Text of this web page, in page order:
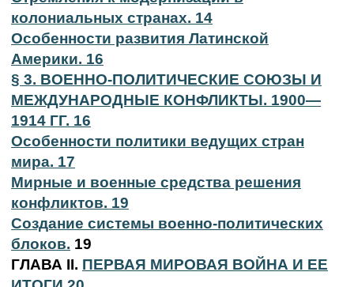
колониальных странах. 14
Особенности развития Латинской
Америки. 16
§ 3. ВОЕННО-ПОЛИТИЧЕСКИЕ СОЮЗЫ И
МЕЖДУНАРОДНЫЕ КОНФЛИКТЫ. 1900—
1914 ГГ. 16
Особенности политики ведущих стран
мира. 17
Мирные и военные средства решения
конфликтов. 19
Создание системы военно-политических
блоков. 19
ГЛАВА II. ПЕРВАЯ МИРОВАЯ ВОЙНА И ЕЕ